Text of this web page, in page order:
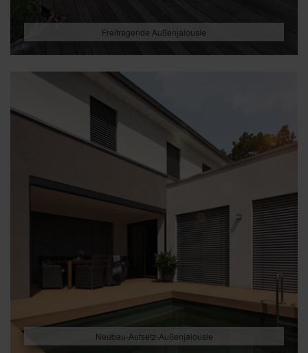
Freitragende Außenjalousie
Neubau-Aufsetz-Außenjalousie